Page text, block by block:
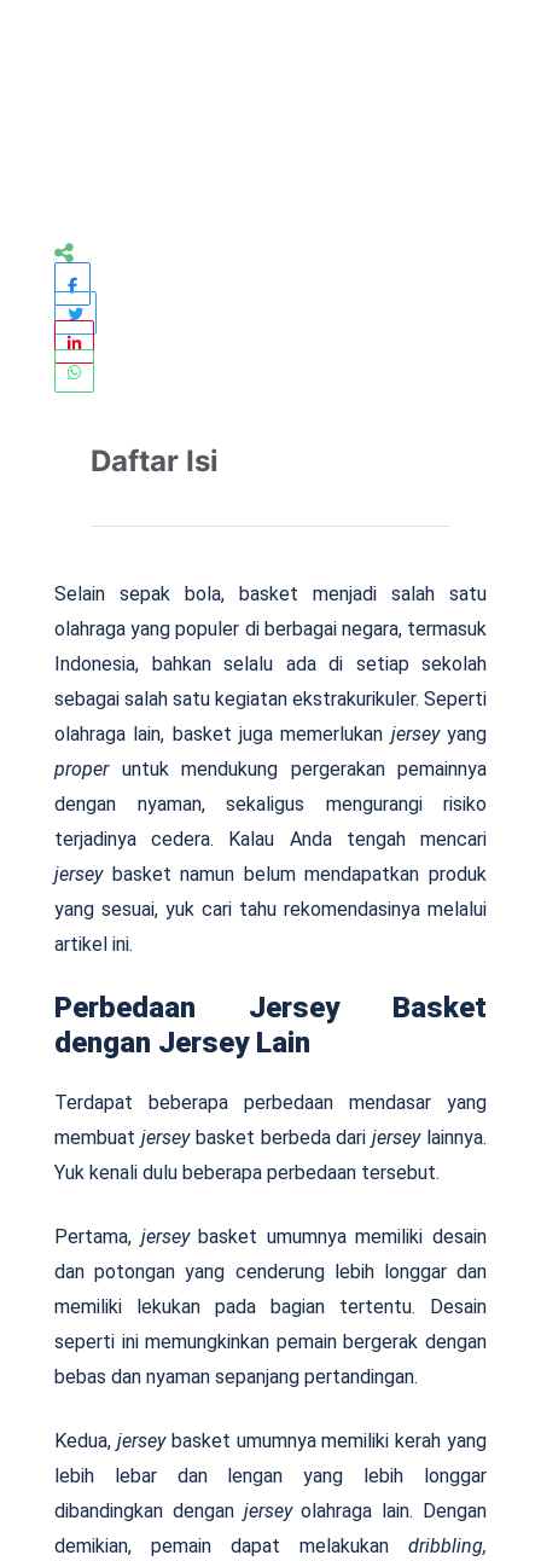
Daftar Isi
Selain sepak bola, basket menjadi salah satu
olahraga yang populer di berbagai negara, termasuk
Indonesia, bahkan selalu ada di setiap sekolah
sebagai salah satu kegiatan ekstrakurikuler. Seperti
olahraga lain, basket juga memerlukan jerseyyang
proper untuk mendukung pergerakan pemainnya
dengan nyaman, sekaligus mengurangi risiko
terjadinya cedera. Kalau Anda tengah mencari
jersey basket namun belum mendapatkan produk
yang sesuai, yuk cari tahu rekomendasinya melalui
artikel ini.
Perbedaan Jersey Basket
dengan Jersey Lain
Terdapat beberapa perbedaan mendasar yang
membuat jersey basket berbeda darijersey lainnya.
Yuk kenali dulu beberapa perbedaan tersebut.
Pertama, jerseybasket umumnya memiliki desain
dan potongan yang cenderung lebih longgar dan
memiliki lekukan pada bagian tertentu. Desain
seperti ini memungkinkan pemain bergerak dengan
bebas dan nyaman sepanjang pertandingan.
Kedua, jerseybasket umumnya memiliki kerah yang
lebih lebar dan lengan yang lebih longgar
dibandingkan dengan jerseyolahraga lain. Dengan
demikian, pemain dapat melakukan dribbling,